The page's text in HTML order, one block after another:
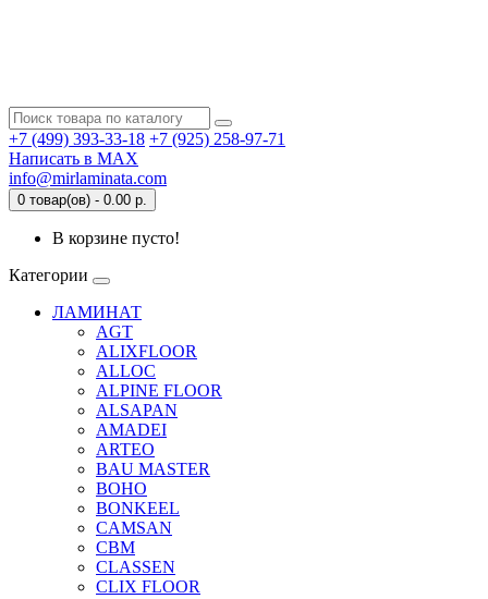
+7 (499) 393-33-18 +7 (925) 258-97-71
Написать в MAX
info@mirlaminata.com
0 товар(ов) - 0.00 р.
В корзине пусто!
Категории
ЛАМИНАТ
AGT
ALIXFLOOR
ALLOC
ALPINE FLOOR
ALSAPAN
AMADEI
ARTEO
BAU MASTER
BOHO
BONKEEL
CAMSAN
CBM
CLASSEN
CLIX FLOOR